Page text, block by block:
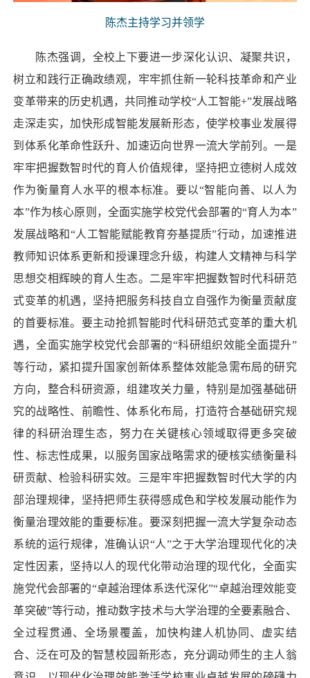
陈杰主持学习并领学
陈杰强调，全校上下要进一步深化认识、凝聚共识，
树立和践行正确政绩观，牢牢抓住新一轮科技革命和产业
变革带来的历史机遇，共同推动学校“人工智能+”发展战略
走深走实，加快形成智能发展新形态，使学校事业发展得
到体系化革命性跃升、加速迈向世界一流大学前列。一是
牢牢把握数智时代的育人价值规律，坚持把立德树人成效
作为衡量育人水平的根本标准。要以“智能向善、以人为
本”作为核心原则，全面实施学校党代会部署的“育人为本”
发展战略和“人工智能赋能教育夯基提质”行动，加速推进
教师知识体系更新和授课理念升级，构建人文精神与科学
思想交相辉映的育人生态。二是牢牢把握数智时代科研范
式变革的机遇，坚持把服务科技自立自强作为衡量贡献度
的首要标准。要主动抢抓智能时代科研范式变革的重大机
遇，全面实施学校党代会部署的“科研组织效能全面提升”
等行动，紧扣提升国家创新体系整体效能急需布局的研究
方向，整合科研资源，组建攻关力量，特别是加强基础研
究的战略性、前瞻性、体系化布局，打造符合基础研究规
律的科研治理生态，努力在关键核心领域取得更多突破
性、标志性成果，以服务国家战略需求的硬核实绩衡量科
研贡献、检验科研实效。三是牢牢把握数智时代大学的内
部治理规律，坚持把师生获得感成色和学校发展动能作为
衡量治理效能的重要标准。要深刻把握一流大学复杂动态
系统的运行规律，准确认识“人”之于大学治理现代化的决
定性因素，坚持以人的现代化带动治理的现代化，全面实
施党代会部署的“卓越治理体系迭代深化”“卓越治理效能变
革突破”等行动，推动数字技术与大学治理的全要素融合、
全过程贯通、全场景覆盖，加快构建人机协同、虚实结
合、泛在可及的智慧校园新形态，充分调动师生的主人翁